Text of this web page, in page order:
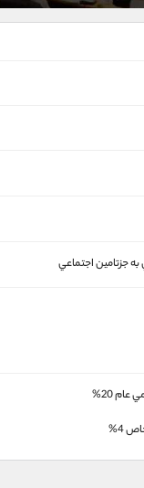
جزتامين اجتماعي
20%
4%